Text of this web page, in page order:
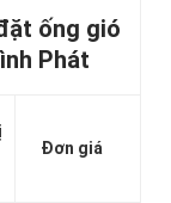
ống gió
Phát
Đơn giá